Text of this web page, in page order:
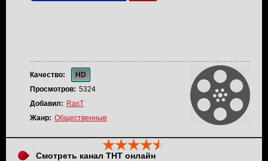
Качество:
HD
Просмотров: 5324
Добавил: RasT
Жанр: Общественные
Смотреть канал ТНТ онлайн